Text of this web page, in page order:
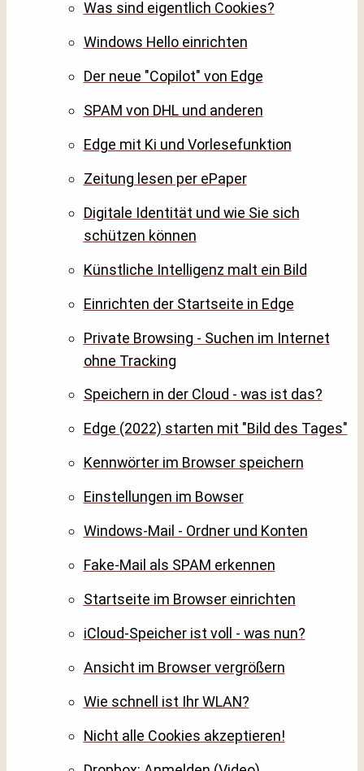
Was sind eigentlich Cookies?
Windows Hello einrichten
Der neue "Copilot" von Edge
SPAM von DHL und anderen
Edge mit Ki und Vorlesefunktion
Zeitung lesen per ePaper
Digitale Identität und wie Sie sich
schützen können
Künstliche Intelligenz malt ein Bild
Einrichten der Startseite in Edge
Private Browsing - Suchen im Internet
ohne Tracking
Speichern in der Cloud - was ist das?
Edge (2022) starten mit "Bild des Tages"
Kennwörter im Browser speichern
Einstellungen im Bowser
Windows-Mail - Ordner und Konten
Fake-Mail als SPAM erkennen
Startseite im Browser einrichten
iCloud-Speicher ist voll - was nun?
Ansicht im Browser vergrößern
Wie schnell ist Ihr WLAN?
Nicht alle Cookies akzeptieren!